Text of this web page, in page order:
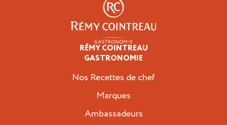
RÉMY COINTREAU
GASTRONOMIE
Nos Recettes de chef
Marques
Ambassadeurs